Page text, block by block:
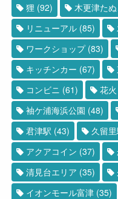
狸 (92) 木更津た
リニューアル (85)
ワークショップ(83)
キッチンカー (67)
コンビニ (61) 花火
袖ケ浦海浜公園 (48)
君津駅 (43) 久留
アクアコイン (37)
清見台エリア (35)
イオンモール富津 (35)